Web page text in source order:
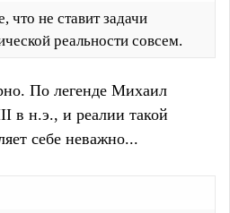
что не ставит задачи
реальности совсем.
По легенде Михаил
н.э., и реалии такой
себе неважно...